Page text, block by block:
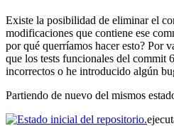
Existe la posibilidad de eliminar el
modificaciones que contiene ese
por qué querríamos hacer esto? Por
que los tests funcionales del commit
incorrectos o he introducido algún
Partiendo de nuevo del mismos